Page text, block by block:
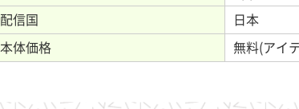
配信国 日本
本体価格 無料(アイ